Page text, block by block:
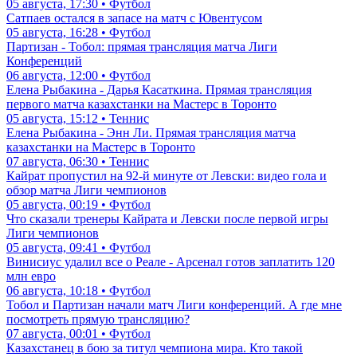
05 августа, 17:30 • Футбол
Сатпаев остался в запасе на матч с Ювентусом
05 августа, 16:28 • Футбол
Партизан - Тобол: прямая трансляция матча Лиги
Конференций
06 августа, 12:00 • Футбол
Елена Рыбакина - Дарья Касаткина. Прямая трансляция
первого матча казахстанки на Мастерс в Торонто
05 августа, 15:12 • Теннис
Елена Рыбакина - Энн Ли. Прямая трансляция матча
казахстанки на Мастерс в Торонто
07 августа, 06:30 • Теннис
Кайрат пропустил на 92-й минуте от Левски: видео гола и
обзор матча Лиги чемпионов
05 августа, 00:19 • Футбол
Что сказали тренеры Кайрата и Левски после первой игры
Лиги чемпионов
05 августа, 09:41 • Футбол
Винисиус удалил все о Реале - Арсенал готов заплатить 120
млн евро
06 августа, 10:18 • Футбол
Тобол и Партизан начали матч Лиги конференций. А где мне
посмотреть прямую трансляцию?
07 августа, 00:01 • Футбол
Казахстанец в бою за титул чемпиона мира. Кто такой